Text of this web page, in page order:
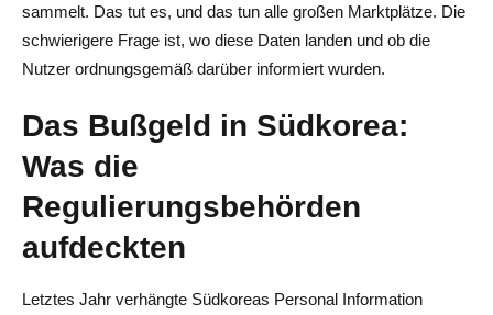
sammelt. Das tut es, und das tun alle großen Marktplätze. Die
schwierigere Frage ist, wo diese Daten landen und ob die
Nutzer ordnungsgemäß darüber informiert wurden.
Das Bußgeld in Südkorea:
Was die
Regulierungsbehörden
aufdeckten
Letztes Jahr verhängte Südkoreas Personal Information